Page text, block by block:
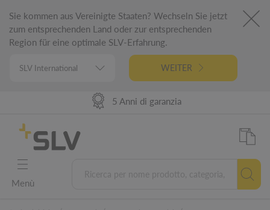
Sie kommen aus Vereinigte Staaten? Wechseln Sie jetzt
zum entsprechenden Land oder zur entsprechenden
Region für eine optimale SLV-Erfahrung.
WEITER
98% Disponibilità prodotti
Consegne veloci
5 Anni di garanzia
Progettato in Germania
Menù